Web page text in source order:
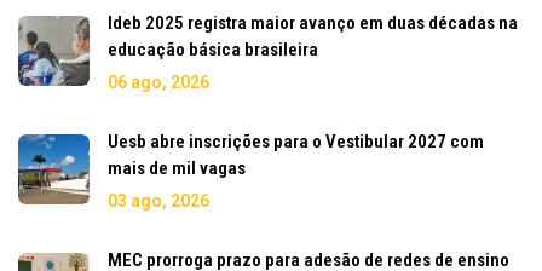
Ideb 2025 registra maior avanço em duas décadas na
educação básica brasileira
06 ago, 2026
Uesb abre inscrições para o Vestibular 2027 com
mais de mil vagas
03 ago, 2026
MEC prorroga prazo para adesão de redes de ensino